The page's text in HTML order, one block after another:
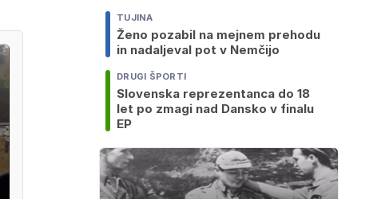
TUJINA
Ženo pozabil na mejnem prehodu
in nadaljeval pot v Nemčijo
DRUGI ŠPORTI
Slovenska reprezentanca do 18
let po zmagi nad Dansko v finalu
EP